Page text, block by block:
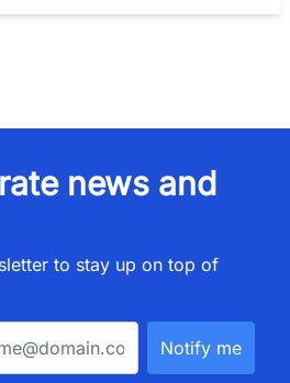
news and
to stay up on top of